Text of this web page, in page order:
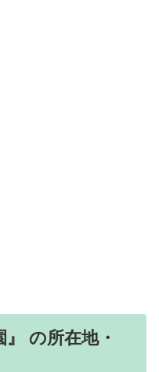
』 の所在地・